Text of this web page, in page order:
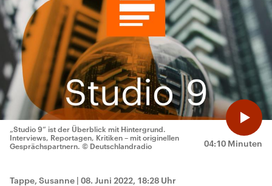
04:10 Minuten
„Studio 9“ ist der Überblick mit Hintergrund.
Interviews, Reportagen, Kritiken – mit originellen
Gesprächspartnern. © Deutschlandradio
Tappe, Susanne | 08. Juni 2022, 18:28 Uhr